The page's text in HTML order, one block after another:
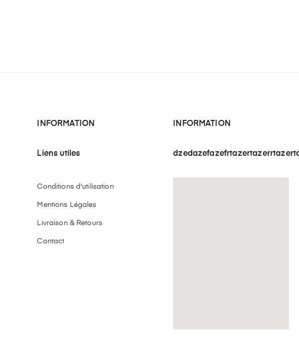
INFORMATION
Liens utiles
Conditions d'utilisation
Mentions Légales
Livraison & Retours
Contact
INFORMATION